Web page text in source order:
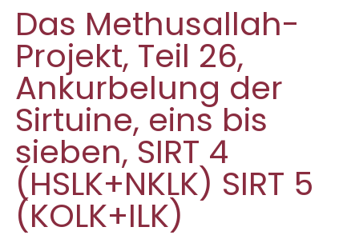
Das Methusallah-
Projekt, Teil 26,
Ankurbelung der
Sirtuine, eins bis
sieben, SIRT 4
(HSLK+NKLK) SIRT 5
(KOLK+ILK)